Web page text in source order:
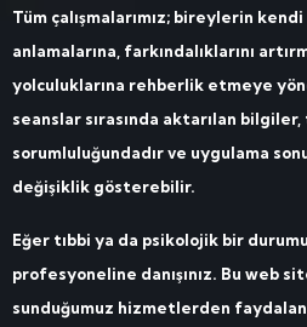
Tüm çalışmalarımız; bireylerin
anlamalarına, farkındalıklarını
yolculuklarına rehberlik etmeye
seanslar sırasında aktarılan
sorumluluğundadır ve uygulama
değişiklik gösterebilir.
Eğer tıbbi ya da psikolojik bir
profesyoneline danışınız. Bu web
sunduğumuz hizmetlerden